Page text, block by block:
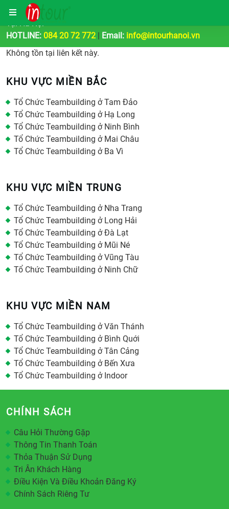
Công Ty Tổ Chức Tour Du Lịch | Teambuilding & Sự Kiện
Tại Hà Nội
HOTLINE: 084 20 72 772 | Email: info@intourhanoi.vn
Không tồn tại liên kết này.
KHU VỰC MIỀN BẮC
Tổ Chức Teambuilding ở Tam Đảo
Tổ Chức Teambuilding ở Hạ Long
Tổ Chức Teambuilding ở Ninh Bình
Tổ Chức Teambuilding ở Mai Châu
Tổ Chức Teambuilding ở Ba Vì
KHU VỰC MIỀN TRUNG
Tổ Chức Teambuilding ở Nha Trang
Tổ Chức Teambuilding ở Long Hải
Tổ Chức Teambuilding ở Đà Lạt
Tổ Chức Teambuilding ở Mũi Né
Tổ Chức Teambuilding ở Vũng Tàu
Tổ Chức Teambuilding ở Ninh Chữ
KHU VỰC MIỀN NAM
Tổ Chức Teambuilding ở Văn Thánh
Tổ Chức Teambuilding ở Bình Quới
Tổ Chức Teambuilding ở Tân Cảng
Tổ Chức Teambuilding ở Bến Xưa
Tổ Chức Teambuilding ở Indoor
CHÍNH SÁCH
Câu Hỏi Thường Gặp
Thông Tin Thanh Toán
Thỏa Thuận Sử Dụng
Tri Ân Khách Hàng
Điều Kiện Và Điều Khoản Đăng Ký
Chính Sách Riêng Tư